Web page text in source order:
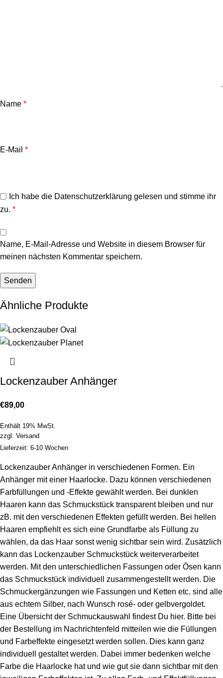
Name *
E-Mail *
Ich habe die Datenschutzerklärung gelesen und stimme ihr
zu. *
Name, E-Mail-Adresse und Website in diesem Browser für
meinen nächsten Kommentar speichern.
Ähnliche Produkte
Lockenzauber Anhänger
€89,00
Enthält 19% MwSt.
zzgl. Versand
Lieferzeit: 6-10 Wochen
Lockenzauber Anhänger in verschiedenen Formen. Ein
Anhänger mit einer Haarlocke. Dazu können verschiedenen
Farbfüllungen und -Effekte gewählt werden. Bei dunklen
Haaren kann das Schmuckstück transparent bleiben und nur
zB. mit den verschiedenen Effekten gefüllt werden. Bei hellen
Haaren empfiehlt es sich eine Grundfarbe als Füllung zu
wählen, da das Haar sonst wenig sichtbar sein wird. Zusätzlich
kann das Lockenzauber Schmuckstück weiterverarbeitet
werden. Mit den unterschiedlichen Fassungen oder Ösen kann
das Schmuckstück individuell zusammengestellt werden. Die
Schmuckergänzungen wie Fassungen und Ketten etc. sind alle
aus echtem Silber, nach Wunsch rosé- oder gelbvergoldet.
Eine Übersicht der Schmuckauswahl findest Du hier. Bitte bei
der Bestellung im Nachrichtenfeld mitteilen wie die Füllungen
und Farbeffekte eingesetzt werden sollen. Dies kann ganz
individuell gestaltet werden. Dabei immer bedenken welche
Farbe die Haarlocke hat und wie gut sie dann sichtbar mit den